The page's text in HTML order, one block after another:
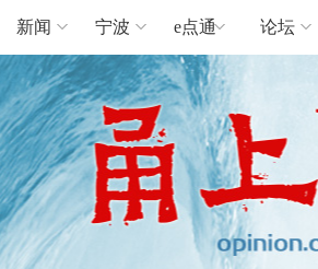
新闻 宁波 e点通 论坛